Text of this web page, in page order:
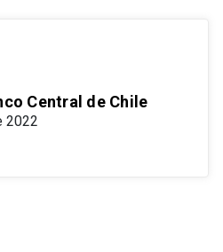
Central de Chile
2022